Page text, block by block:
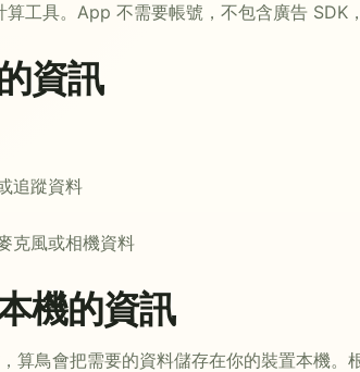
工具。App 不需要帳號，不包含廣告 SDK
資訊
追蹤資料
克風或相機資料
機的資訊
算鳥會把需要的資料儲存在你的裝置本機。